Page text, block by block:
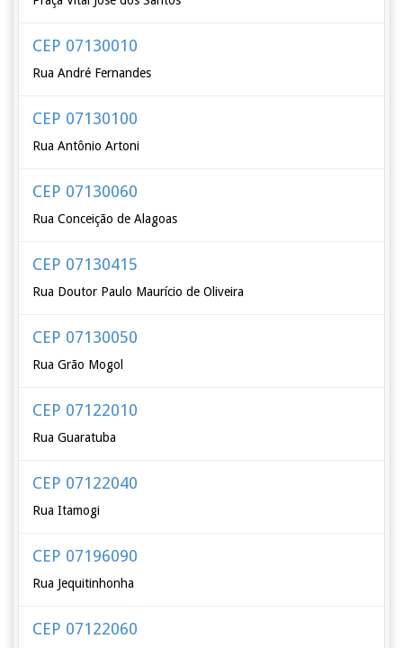
CEP 07130010
Rua André Fernandes
CEP 07130100
Rua Antônio Artoni
CEP 07130060
Rua Conceição de Alagoas
CEP 07130415
Rua Doutor Paulo Maurício de Oliveira
CEP 07130050
Rua Grão Mogol
CEP 07122010
Rua Guaratuba
CEP 07122040
Rua Itamogi
CEP 07196090
Rua Jequitinhonha
CEP 07122060